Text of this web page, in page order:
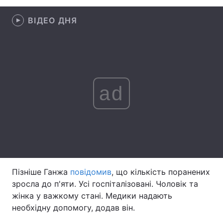
Цікавинки
Статті
Думки
Послуги
ВІДЕО ДНЯ
ad
Пізніше Ганжа повідомив, що кількість поранених
зросла до п'яти. Усі госпіталізовані. Чоловік та
жінка у важкому стані. Медики надають
необхідну допомогу, додав він.